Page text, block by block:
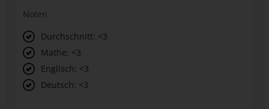
Noten
Durchschnitt: <3
Mathe: <3
Englisch: <3
Deutsch: <3